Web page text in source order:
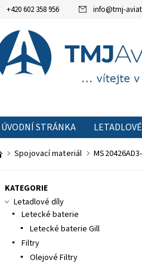
+420 602 358 956 info@tmj-
ÚVODNÍ STRÁNKA
AKCE
OBCHODNÍ PODMÍNKY
Spojovací materiál
KATEGORIE
Letadlové díly
Letecké baterie
Letecké baterie Gill
Filtry
Olejové Filtry